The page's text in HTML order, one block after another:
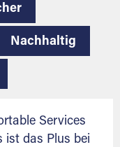
Nachhaltig
Services
ist das Plus bei